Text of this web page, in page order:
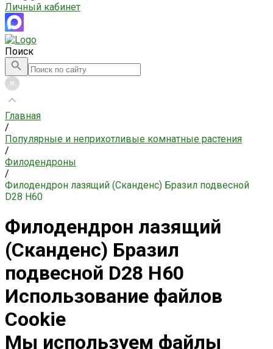
Личный кабинет
Поиск
Главная
/
Популярные и неприхотливые комнатные растения
/
Филодендроны
/
Филодендрон лазящий (Сканденс) Бразил подвесной
D28 H60
Филодендрон лазящий
(Сканденс) Бразил
подвесной D28 H60
Использование файлов
Cookie
Мы используем файлы